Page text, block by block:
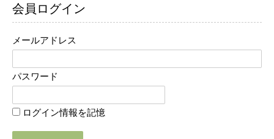
会員ログイン
メールアドレス
パスワード
ログイン情報を記憶